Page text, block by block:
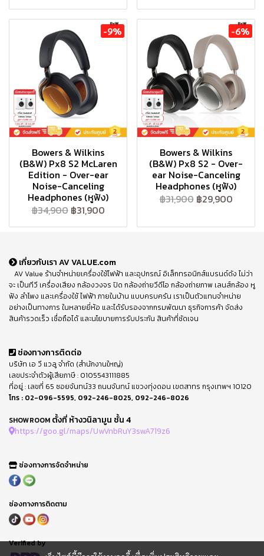
-9%
Bowers & Wilkins
(B&W) Px8 S2 McLaren
Edition - Over-ear
Noise-Canceling
Headphones (หูฟัง)
฿34,900 ฿31,900
-6%
Bowers & Wilkins
(B&W) Px8 S2 - Over-
ear Noise-Canceling
Headphones (หูฟัง)
฿31,900 ฿29,900
เกี่ยวกับเรา AV VALUE.com
AV Value ร้านจำหน่ายเครื่องใช้ไฟฟ้า และอุปกรณ์ อิเล็กทรอนิกส์แบรนด์ดัง ไม่ว่า
จะ เป็นทีวี เครื่องเสียง กล้องวงจร ปิด กล้องถ่ายวีดีโอ กล้องถ่ายภาพ เลนส์กล้อง หู
ฟัง ลำโพง และเครื่องใช้ ไฟฟ้า ภายในบ้าน แบบครบครัน เราเป็นตัวแทนจำหน่าย
อย่างเป็นทางการ ในหลายยี่ห้อ และได้รับรองจากกรมพัฒนา ธุรกิจการค้า จัดส่ง
สินค้ารวดเร็ว เชื่อถือได้ และนโยบายการรับประกัน สินค้าที่ชัดเจน
ช่องทางการติดต่อ
บริษัท เอ วี แวลู จำกัด (สำนักงานใหญ่)
เลขประจำตัวผู้เสียภาษี : 0105543111885
ที่อยู่ : เลขที่ 65 ซอยจันทน์33 ถนนจันทน์ แขวงทุ่งดอน เขตสาทร กรุงเทพฯ 10120
โทร : 02-096-5595, 092-246-8025, 092-246-8026
SHOWROOM ตั้งที่ ห้างวนิลามูน ชั้น 4
https://goo.gl/maps/UwVnbRuY3swA719z6
ช่องทางการจัดจำหน่าย
ช่องทางการติดตาม
Verified by